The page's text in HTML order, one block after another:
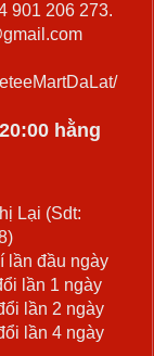
901 206 273.
hằng
Lại (Sdt:
lần đầu ngày
lần 1 ngày
lần 2 ngày
lần 4 ngày